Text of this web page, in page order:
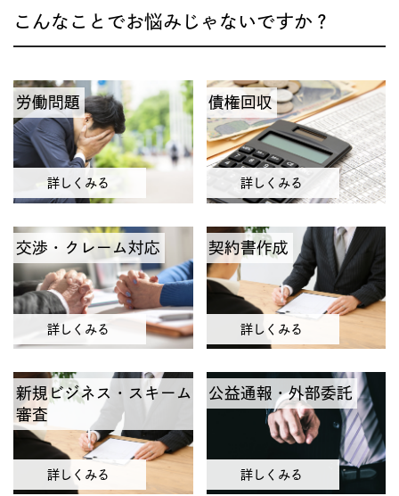
こんなことでお悩みじゃないですか？
労働問題
詳しくみる
債権回収
詳しくみる
交渉・クレーム対応
詳しくみる
契約書作成
詳しくみる
新規ビジネス・スキーム
審査
詳しくみる
公益通報・外部委託
詳しくみる